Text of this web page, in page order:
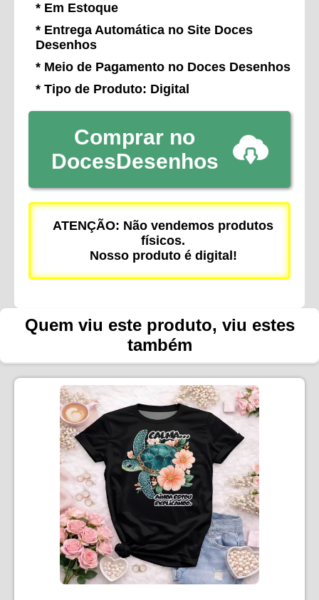
* Em Estoque
* Entrega Automática no Site Doces
Desenhos
* Meio de Pagamento no Doces Desenhos
* Tipo de Produto: Digital
Comprar no
DocesDesenhos
ATENÇÃO: Não vendemos produtos
físicos.
Nosso produto é digital!
Quem viu este produto, viu estes
também